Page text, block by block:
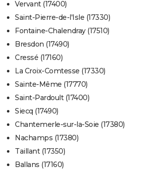
Vervant (17400)
Saint-Pierre-de-l'Isle (17330)
Fontaine-Chalendray (17510)
Bresdon (17490)
Cressé (17160)
La Croix-Comtesse (17330)
Sainte-Même (17770)
Saint-Pardoult (17400)
Siecq (17490)
Chantemerle-sur-la-Soie (17380)
Nachamps (17380)
Taillant (17350)
Ballans (17160)